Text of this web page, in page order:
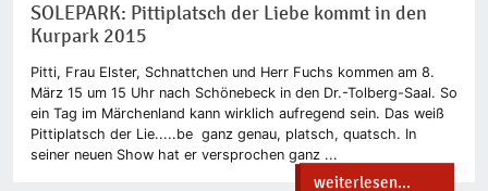
SOLEPARK: Pittiplatsch der Liebe kommt in den
Kurpark 2015
Pitti, Frau Elster, Schnattchen und Herr Fuchs kommen am 8.
März 15 um 15 Uhr nach Schönebeck in den Dr.-Tolberg-Saal. So
ein Tag im Märchenland kann wirklich aufregend sein. Das weiß
Pittiplatsch der Lie.....be ganz genau, platsch, quatsch. In
seiner neuen Show hat er versprochen ganz ...
weiterlesen...